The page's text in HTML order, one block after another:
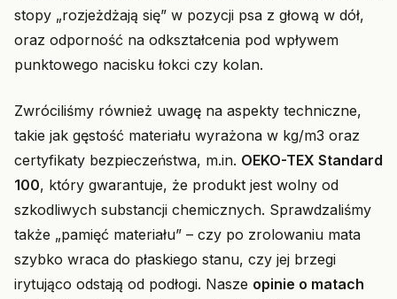
stopy „rozjeżdżają się” w pozycji psa z głową w dół,
oraz odporność na odkształcenia pod wpływem
punktowego nacisku łokci czy kolan.
Zwróciliśmy również uwagę na aspekty techniczne,
takie jak gęstość materiału wyrażona w kg/m3 oraz
certyfikaty bezpieczeństwa, m.in. OEKO-TEX Standard
100, który gwarantuje, że produkt jest wolny od
szkodliwych substancji chemicznych. Sprawdzaliśmy
także „pamięć materiału” – czy po zrolowaniu mata
szybko wraca do płaskiego stanu, czy jej brzegi
irytująco odstają od podłogi. Nasze opinie o matach